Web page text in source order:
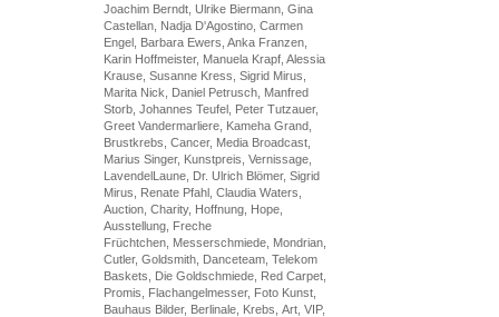
Joachim Berndt, Ulrike Biermann, Gina
Castellan, Nadja D'Agostino, Carmen
Engel, Barbara Ewers, Anka Franzen,
Karin Hoffmeister, Manuela Krapf, Alessia
Krause, Susanne Kress, Sigrid Mirus,
Marita Nick, Daniel Petrusch, Manfred
Storb, Johannes Teufel, Peter Tutzauer,
Greet Vandermarliere, Kameha Grand,
Brustkrebs, Cancer, Media Broadcast,
Marius Singer, Kunstpreis, Vernissage,
LavendelLaune, Dr. Ulrich Blömer, Sigrid
Mirus, Renate Pfahl, Claudia Waters,
Auction, Charity, Hoffnung, Hope,
Ausstellung, Freche
Früchtchen, Messerschmiede, Mondrian,
Cutler, Goldsmith, Danceteam, Telekom
Baskets, Die Goldschmiede, Red Carpet,
Promis, Flachangelmesser, Foto Kunst,
Bauhaus Bilder, Berlinale, Krebs, Art, VIP,